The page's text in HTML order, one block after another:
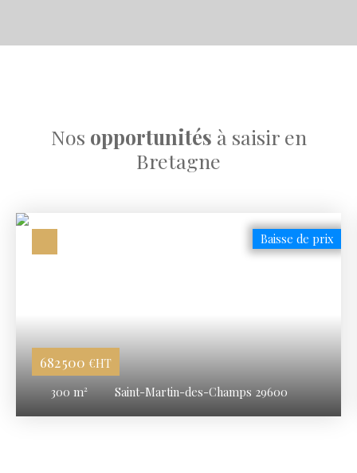
Nos opportunités à saisir en
Bretagne
682 500 €HT
300 m² Saint-Martin-des-Champs 29600
Baisse de prix